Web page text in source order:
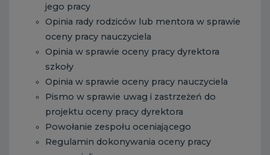
jego pracy
Opinia rady rodziców lub mentora w sprawie
oceny pracy nauczyciela
Opinia w sprawie oceny pracy dyrektora
szkoły
Opinia w sprawie oceny pracy nauczyciela
Pismo w sprawie uwag i zastrzeżeń do
projektu oceny pracy dyrektora
Powołanie zespołu oceniającego
Regulamin dokonywania oceny pracy